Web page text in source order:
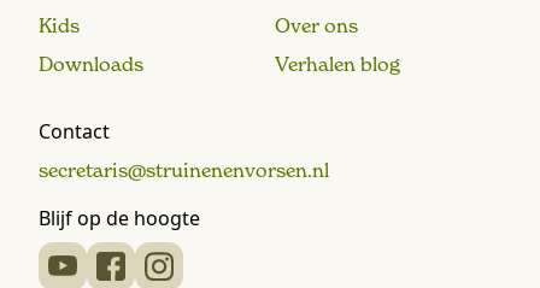
Kids
Over ons
Downloads
Verhalen blog
Contact
secretaris@struinenenvorsen.nl
Blijf op de hoogte